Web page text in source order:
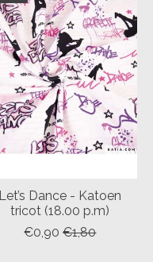
Let’s Dance - Katoen
tricot (18.00 p.m)
€0,90 €1,80